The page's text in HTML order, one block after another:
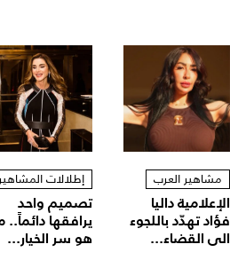
مشاهير العرب
الإعلامية داليا
فؤاد تهدّد باللجوء
الى القضاء...
إطلالات
تصميم واحد
يرافقها دائماً..
هو سر الخيار...